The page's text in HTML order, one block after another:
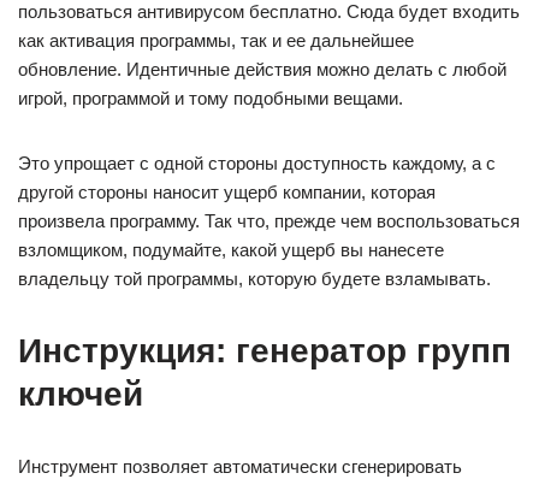
пользоваться антивирусом бесплатно. Сюда будет входить
как активация программы, так и ее дальнейшее
обновление. Идентичные действия можно делать с любой
игрой, программой и тому подобными вещами.
Это упрощает с одной стороны доступность каждому, а с
другой стороны наносит ущерб компании, которая
произвела программу. Так что, прежде чем воспользоваться
взломщиком, подумайте, какой ущерб вы нанесете
владельцу той программы, которую будете взламывать.
Инструкция: генератор групп
ключей
Инструмент позволяет автоматически сгенерировать